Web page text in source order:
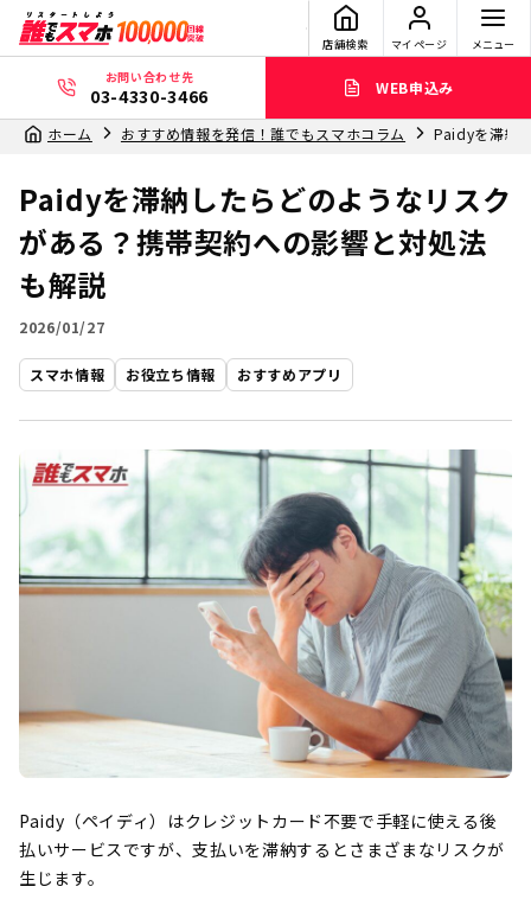
店舗検索 マイページ メニュー
お問い合わせ先
03-4330-3466 WEB申込み
ホーム おすすめ情報を発信！誰でもスマホコラム Paidyを滞納
Paidyを滞納したらどのようなリスク
がある？携帯契約への影響と対処法
も解説
2026/01/27
スマホ情報 お役立ち情報 おすすめアプリ
Paidy（ペイディ）はクレジットカード不要で手軽に使える後
払いサービスですが、支払いを滞納するとさまざまなリスクが
生じます。